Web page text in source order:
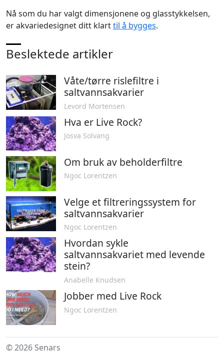
Nå som du har valgt dimensjonene og glasstykkelsen,
er akvariedesignet ditt klarttil å bygges.
Beslektede artikler
Våte/tørre rislefiltre i
saltvannsakvarier
Levord Mortensen
Hva er Live Rock?
Josva Solvang
Om bruk av beholderfiltre
Ngoc Lorentzen
Velge et filtreringssystem for
saltvannsakvarier
Ngoc Lorentzen
Hvordan sykle
saltvannsakvariet med levende
stein?
Anabelle Knudsen
Jobber med Live Rock
Ngoc Lorentzen
© 2026 Senars